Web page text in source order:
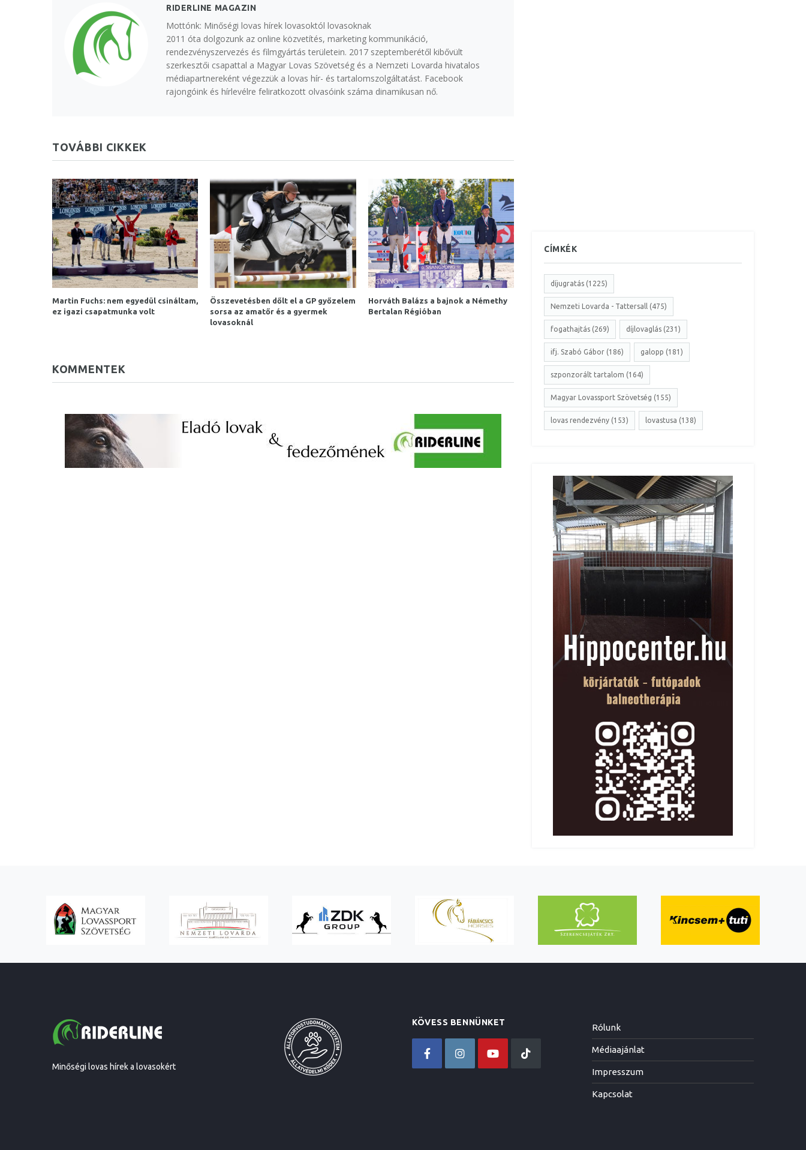
RIDERLINE MAGAZIN
Mottónk: Minőségi lovas hírek lovasoktól lovasoknak
2011 óta dolgozunk az online közvetítés, marketing kommunikáció,
rendezvényszervezés és filmgyártás területein. 2017 szeptemberétől kibővült
szerkesztői csapattal a Magyar Lovas Szövetség és a Nemzeti Lovarda hivatalos
médiapartnereként végezzük a lovas hír- és tartalomszolgáltatást. Facebook
rajongóink és hírlevélre feliratkozott olvasóink száma dinamikusan nő.
TOVÁBBI CIKKEK
Martin Fuchs: nem egyedül csináltam,
ez igazi csapatmunka volt
Összevetésben dőlt el a GP győzelem
sorsa az amatőr és a gyermek
lovasoknál
Horváth Balázs a bajnok a Némethy
Bertalan Régióban
KOMMENTEK
CÍMKÉK
díjugratás (1225)
Nemzeti Lovarda - Tattersall (475)
fogathajtás (269) díjlovaglás (231)
ifj. Szabó Gábor (186) galopp (181)
szponzorált tartalom (164)
Magyar Lovassport Szövetség (155)
lovas rendezvény (153) lovastusa (138)
Minőségi lovas hírek a lovasokért
KÖVESS BENNÜNKET Rólunk
Médiaajánlat
Impresszum
Kapcsolat